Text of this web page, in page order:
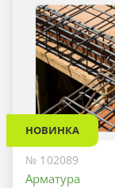
НОВИНКА
№ 102089
Арматура